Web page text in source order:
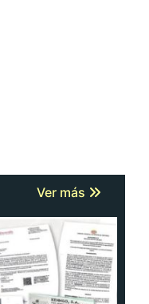
Ver más